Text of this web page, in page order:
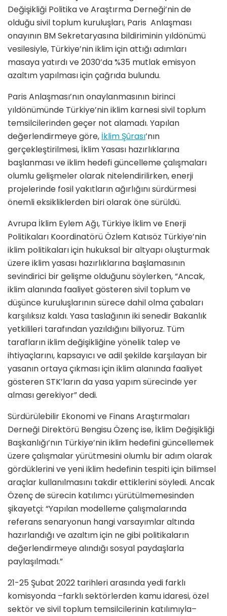
Değişikliği Politika ve Araştırma Derneği’nin de
olduğu sivil toplum kuruluşları, Paris Anlaşması
onayının BM Sekretaryasına bildiriminin yıldönümü
vesilesiyle, Türkiye’nin iklim için attığı adımları
masaya yatırdı ve 2030’da %35 mutlak emisyon
azaltım yapılması için çağrıda bulundu.
Paris Anlaşması’nın onaylanmasının birinci
yıldönümünde Türkiye’nin iklim karnesi sivil toplum
temsilcilerinden geçer not alamadı. Yapılan
değerlendirmeye göre, İklim Şûrası’nın
gerçekleştirilmesi, İklim Yasası hazırlıklarına
başlanması ve iklim hedefi güncelleme çalışmaları
olumlu gelişmeler olarak nitelendirilirken, enerji
projelerinde fosil yakıtların ağırlığını sürdürmesi
önemli eksikliklerden biri olarak öne sürüldü.
Avrupa İklim Eylem Ağı, Türkiye İklim ve Enerji
Politikaları Koordinatörü Özlem Katısöz Türkiye’nin
iklim politikaları için hukuksal bir altyapı oluşturmak
üzere iklim yasası hazırlıklarına başlamasının
sevindirici bir gelişme olduğunu söylerken, “Ancak,
iklim alanında faaliyet gösteren sivil toplum ve
düşünce kuruluşlarının sürece dahil olma çabaları
karşılıksız kaldı. Yasa taslağının iki senedir Bakanlık
yetkilileri tarafından yazıldığını biliyoruz. Tüm
tarafların iklim değişikliğine yönelik talep ve
ihtiyaçlarını, kapsayıcı ve adil şekilde karşılayan bir
yasanın ortaya çıkması için iklim alanında faaliyet
gösteren STK’ların da yasa yapım sürecinde yer
alması gerekiyor” dedi.
Sürdürülebilir Ekonomi ve Finans Araştırmaları
Derneği Direktörü Bengisu Özenç ise, İklim Değişikliği
Başkanlığı’nın Türkiye’nin iklim hedefini güncellemek
üzere çalışmalar yürütmesini olumlu bir adım olarak
gördüklerini ve yeni iklim hedefinin tespiti için bilimsel
araçlar kullanılmasını takdir ettiklerini söyledi. Ancak
Özenç de sürecin katılımcı yürütülmemesinden
şikayetçi: “Yapılan modelleme çalışmalarında
referans senaryonun hangi varsayımlar altında
hazırlandığı ve azaltım için ne gibi politikaların
değerlendirmeye alındığı sosyal paydaşlarla
paylaşılmadı.”
21-25 Şubat 2022 tarihleri arasında yedi farklı
komisyonda –farklı sektörlerden kamu idaresi, özel
sektör ve sivil toplum temsilcilerinin katılımıyla–